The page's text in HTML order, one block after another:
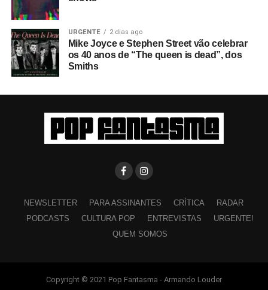
URGENTE 2 dias ago
Mike Joyce e Stephen Street vão celebrar
os 40 anos de “The queen is dead”, dos
Smiths
NEWSLETTER PARA ASSINANTES CRÍTICA
RADAR
PODCASTS
CULTURA POP ENTREVISTAS
URGENTE!
QUEM SOMOS
Copyright © 2021 Pop Fantasma - Armando Louder